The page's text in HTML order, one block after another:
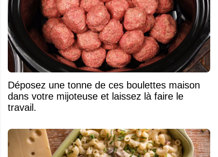
Déposez une tonne de ces boulettes maison
dans votre mijoteuse et laissez là faire le
travail.